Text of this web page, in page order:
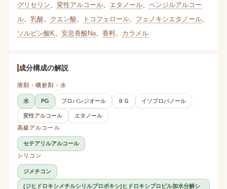
グリセリン
変性アルコール、 エタノール、 ベンジルアルコー
ル、 乳酸 クエン酸 トコフェロール、 フェノキシエタノール、
ソルビン酸K
安息香酸Na、 香料、 カラメル
成分構成の解説
溶剤・噴射剤・水
水 PG プロパンジオール ＢＧ イソプロパノール
変性アルコール
エタノール
高級アルコール
セテアリルアルコール
シリコン
ジメチコン
(ジヒドロキシメチルシリルプロポキシ)ヒドロキシプロピル加水分解シ